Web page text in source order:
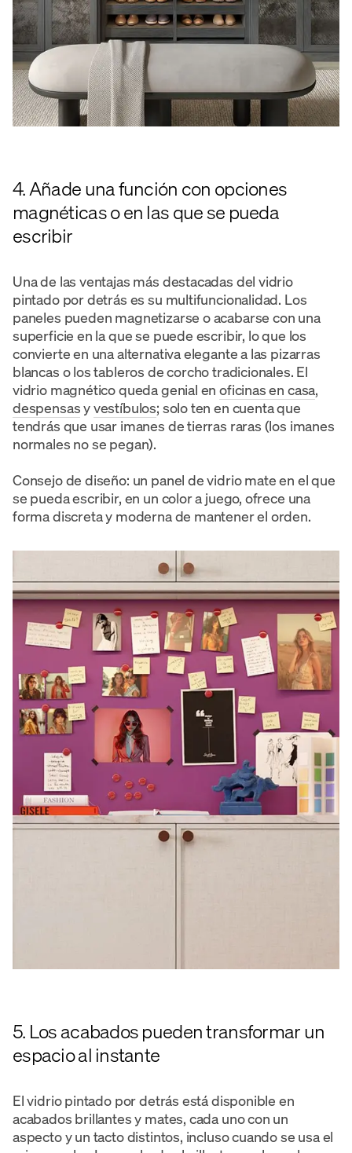
4. Añade una función con opciones
magnéticas o en las que se pueda
escribir
Una de las ventajas más destacadas del vidrio
pintado por detrás es su multifuncionalidad. Los
paneles pueden magnetizarse o acabarse con una
superficie en la que se puede escribir, lo que los
convierte en una alternativa elegante a las pizarras
blancas o los tableros de corcho tradicionales. El
vidrio magnético queda genial enoficinas en casa,
despensasyvestíbulos; solo ten en cuenta que
tendrás que usar imanes de tierras raras (los imanes
normales no se pegan).
Consejo de diseño: un panel de vidrio mate en el que
se pueda escribir, en un color a juego, ofrece una
forma discreta y moderna de mantener el orden.
5. Los acabados pueden transformar un
espacio al instante
El vidrio pintado por detrás está disponible en
acabados brillantes y mates, cada uno con un
aspecto y un tacto distintos, incluso cuando se usa el